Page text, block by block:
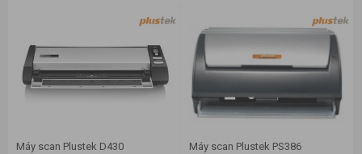
Máy scan Plustek D430 Máy scan Plustek PS386